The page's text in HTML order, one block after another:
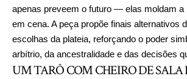
apenas preveem o futuro — elas moldam a
em cena. A peça propõe finais alternativos
escolhas da plateia, reforçando o poder
arbítrio, da ancestralidade e das decisões
UM TARÔ COM CHEIRO DE SALA